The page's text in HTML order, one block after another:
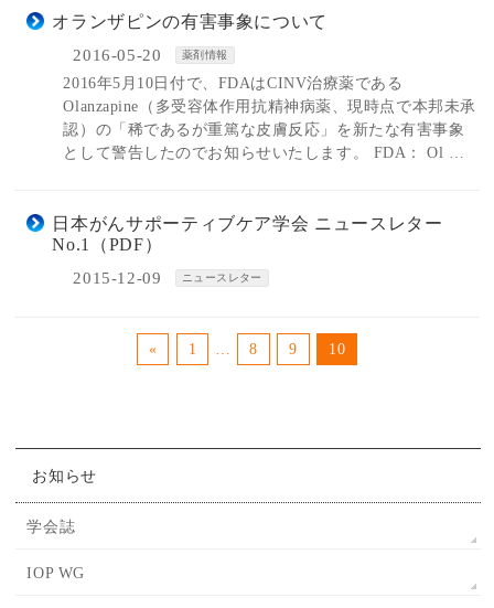
オランザピンの有害事象について
2016-05-20 薬剤情報
2016年5月10日付で、FDAはCINV治療薬である
Olanzapine（多受容体作用抗精神病薬、現時点で本邦未承
認）の「稀であるが重篤な皮膚反応」を新たな有害事象
として警告したのでお知らせいたします。 FDA： Ol …
日本がんサポーティブケア学会 ニュースレター
No.1（PDF）
2015-12-09 ニュースレター
« 1 … 8 9 10
お知らせ
学会誌
IOP WG